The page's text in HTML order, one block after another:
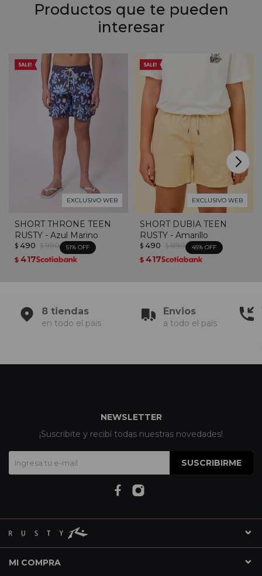
Productos que te pueden
interesar
EXCLUSIVO WEB
SHORT THRONE TEEN
RUSTY - Azul Marino
$ 490 $ 990 51
$ 417
EXCLUSIVO WEB
SHORT DUBIA TEEN
RUSTY - Amarillo
$ 490 $ 890 45
$ 417
8 tiendas
en todo el pais
Envios
a todo el país
MI COMPRA
NEWSLETTER
¡Suscribite y recibí todas nuestras novedades!
SUSCRIBIRME